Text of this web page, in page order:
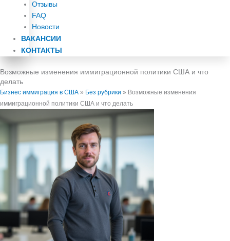
Отзывы
FAQ
Новости
ВАКАНСИИ
КОНТАКТЫ
Возможные изменения иммиграционной политики США и что
делать
Бизнес иммиграция в США » Без рубрики » Возможные изменения
иммиграционной политики США и что делать